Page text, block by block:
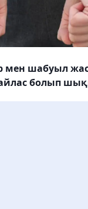
мен шабуыл
болып